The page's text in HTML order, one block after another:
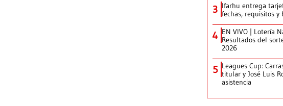
3 Ifarhu entrega
fechas, requisitos y
4 EN VIVO | Lotería
Resultados del
2026
5 Leagues Cup:
titular y José Luis
asistencia